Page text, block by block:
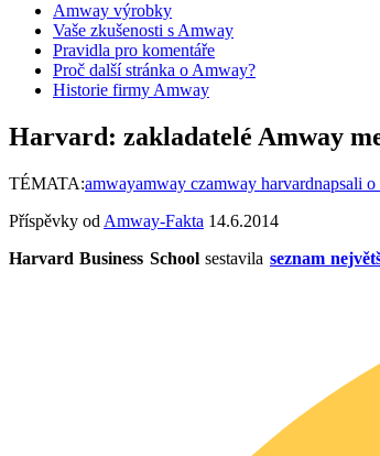
Amway výrobky
Vaše zkušenosti s Amway
Pravidla pro komentáře
Proč další stránka o Amway?
Historie firmy Amway
Harvard: zakladatelé Amway
TÉMATA:amwayamway czamway harvardnapsali
Příspěvky od Amway-Fakta 14.6.2014
Harvard Business Schoolsestavila seznam